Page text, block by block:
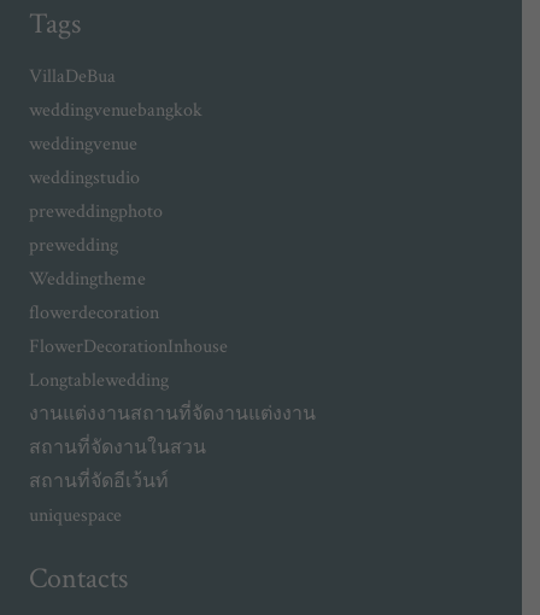
Tags
VillaDeBua
weddingvenuebangkok
weddingvenue
weddingstudio
preweddingphoto
prewedding
Weddingtheme
flowerdecoration
FlowerDecorationInhouse
Longtablewedding
งานแต่งงานสถานที่จัดงานแต่งงาน
สถานที่จัดงานในสวน
สถานที่จัดอีเว้นท์
uniquespace
Contacts